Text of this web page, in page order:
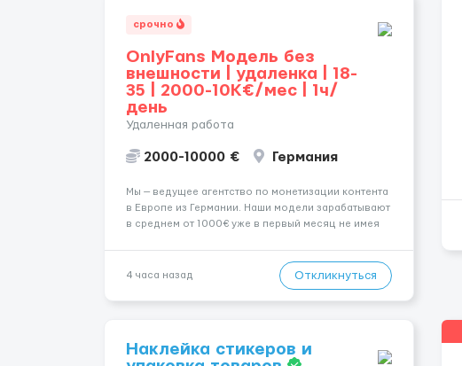
срочно
OnlyFans Модель без
внешности | удаленка | 18-
35 | 2000-10K€/мес | 1ч/
день
Удаленная работа
2000-10000 € Германия
Мы — ведущее агентство по монетизации контента
в Европе из Германии. Наши модели зарабатывают
в среднем от 1000€ уже в первый месяц не имея
города мира, начинающих и с опытом. Что мы
4 часа назад Откликнуться
Наклейка стикеров и